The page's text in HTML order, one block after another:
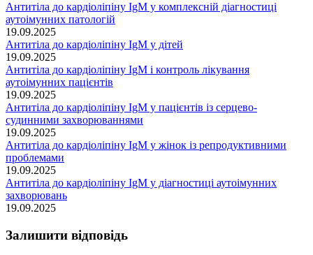
Антитіла до кардіоліпіну IgM у комплексній діагностиці
аутоімунних патологій
19.09.2025
Антитіла до кардіоліпіну IgM у дітей
19.09.2025
Антитіла до кардіоліпіну IgM і контроль лікування
аутоімунних пацієнтів
19.09.2025
Антитіла до кардіоліпіну IgM у пацієнтів із серцево-
судинними захворюваннями
19.09.2025
Антитіла до кардіоліпіну IgM у жінок із репродуктивними
проблемами
19.09.2025
Антитіла до кардіоліпіну IgM у діагностиці аутоімунних
захворювань
19.09.2025
Залишити відповідь